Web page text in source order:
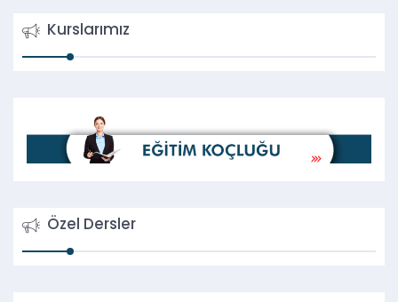
Kurslarımız
Özel Dersler